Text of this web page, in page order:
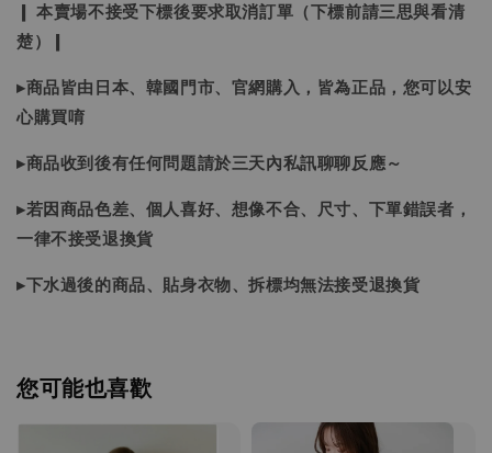
❙ 本賣場不接受下標後要求取消訂單（下標前請三思與看清
楚）❙
▸商品皆由日本、韓國門市、官網購入，皆為正品，您可以安
心購買唷
▸商品收到後有任何問題請於三天內私訊聊聊反應～
▸若因商品色差、個人喜好、想像不合、尺寸、下單錯誤者，
一律不接受退換貨
▸下水過後的商品、貼身衣物、拆標均無法接受退換貨
您可能也喜歡